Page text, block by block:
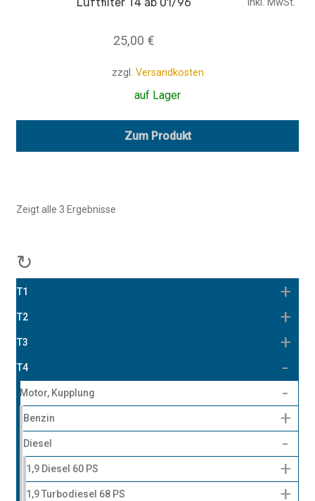
25,00 €
inkl. MwSt.
zzgl. Versandkosten
auf Lager
Zum Produkt
Zeigt alle 3 Ergebnisse
↻
T1
T2
T3
T4
Motor, Kupplung
Benzin
Diesel
1,9 Diesel 60 PS
1,9 Turbodiesel 68 PS